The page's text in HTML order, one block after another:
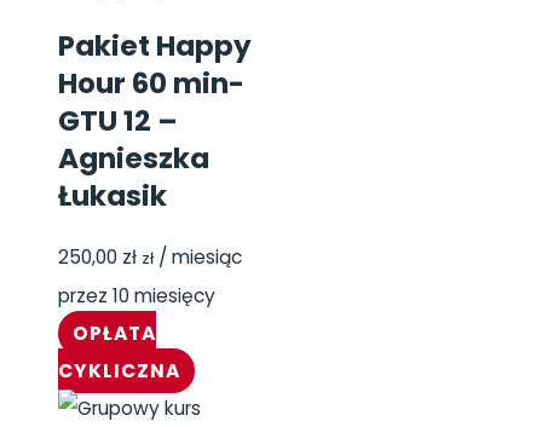
Pakiet Happy
Hour 60 min-
GTU 12 –
Agnieszka
Łukasik
250,00 zł zł / miesiąc
przez 10 miesięcy
OPŁATA
CYKLICZNA